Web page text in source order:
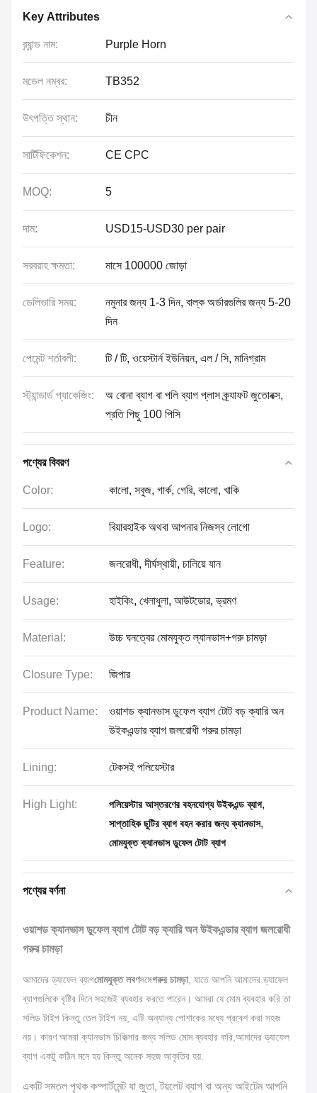
Key Attributes
ব্র্যান্ড নাম: Purple Horn
মডেল নম্বর: TB352
উৎপত্তি স্থান: চীন
সার্টিফিকেশন: CE CPC
MOQ: 5
দাম: USD15-USD30 per pair
সরবরাহ ক্ষমতা: মাসে 100000 জোড়া
ডেলিভারি সময়:
নমুনার জন্য 1-3 দিন, বাল্ক অর্ডারগুলির জন্য 5-20
দিন
পেমেন্ট শর্তাবলী: টি / টি, ওয়েস্টার্ন ইউনিয়ন, এল / সি, মানিগ্রাম
স্ট্যান্ডার্ড প্যাকেজিং:
অ বোনা ব্যাগ বা পলি ব্যাগ প্লাস ক্র্যাফট জুতোবক্স,
প্রতি পিছু 100 পিসি
পণ্যের বিবরণ
Color: কালো, সবুজ, গার্ক, গেরি, কালো, খাকি
Logo: বিয়ারহাইক অথবা আপনার নিজস্ব লোগো
Feature: জলরোধী, দীর্ঘস্থায়ী, চালিয়ে যান
Usage: হাইকিং, খেলাধুলা, আউটডোর, ভ্রমণ
Material: উচ্চ ঘনত্বের মোমযুক্ত ল্যানভাস+গরু চামড়া
Closure Type: জিপার
Product Name:
ওয়াশড ক্যানভাস ডুফেল ব্যাগ টোট বড় ক্যারি অন
উইকএন্ডার ব্যাগ জলরোধী গরুর চামড়া
Lining: টেকসই পলিয়েস্টার
High Light: পলিয়েস্টার আস্তরণের বহনযোগ্য উইকএন্ড ব্যাগ,
সাপ্তাহিক ছুটির ব্যাগ বহন করার জন্য ক্যানভাস,
মোমযুক্ত ক্যানভাস ডুফেল টোট ব্যাগ
পণ্যের বর্ণনা
ওয়াশড ক্যানভাস ডুফেল ব্যাগ টোট বড় ক্যারি অন উইকএন্ডার ব্যাগ জলরোধী
গরুর চামড়া
আমাদের ড্যাফেল ব্যাগমোমযুক্ত লবণসঙ্গেগরুর চামড়া, যাতে আপনি আমাদের ড্যাফেল
ব্যাগগুলিকে বৃষ্টির দিনে সহজেই ব্যবহার করতে পারেন। আমরা যে মোম ব্যবহার করি তা
সলিড টাইপ কিন্তু তেল টাইপ নয়, এটি অন্যান্য পোশাকের মধ্যে প্রবেশ করা সহজ
নয়। কারণ আমরা ক্যানভাস চিকিত্সার জন্য সলিড মোম ব্যবহার করি,আমাদের ড্যাফেল
ব্যাগ একটু কঠিন মনে হয় কিন্তু অনেক সহজ আকৃতির হয়.
একটি সমতল পৃথক কম্পার্টমেন্ট যা জুতা, টয়লেট ব্যাগ বা অন্য আইটেম আপনি